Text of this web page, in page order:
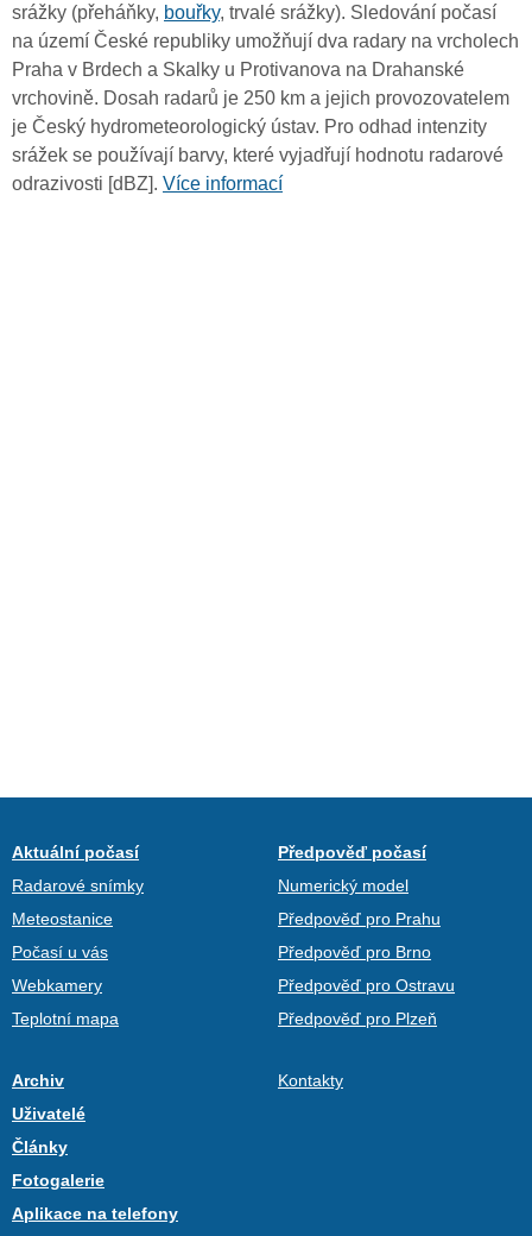
srážky (přeháňky, bouřky, trvalé srážky). Sledování počasí
na území České republiky umožňují dva radary na vrcholech
Praha v Brdech a Skalky u Protivanova na Drahanské
vrchovině. Dosah radarů je 250 km a jejich provozovatelem
je Český hydrometeorologický ústav. Pro odhad intenzity
srážek se používají barvy, které vyjadřují hodnotu radarové
odrazivosti [dBZ]. Více informací
Aktuální počasí
Radarové snímky
Meteostanice
Počasí u vás
Webkamery
Teplotní mapa
Předpověď počasí
Numerický model
Předpověď pro Prahu
Předpověď pro Brno
Předpověď pro Ostravu
Předpověď pro Plzeň
Archiv
Uživatelé
Články
Fotogalerie
Aplikace na telefony
Kontakty